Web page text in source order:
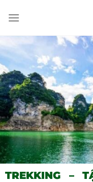
qua
dung
TREKKING –